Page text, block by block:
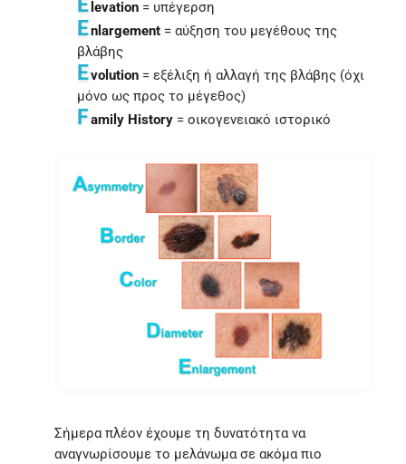
levation = υπέγερση
Enlargement = αύξηση του μεγέθους της
βλάβης
Evolution = εξέλιξη ή αλλαγή της βλάβης (όχι
μόνο ως προς το μέγεθος)
Family History = οικογενειακό ιστορικό
Σήμερα πλέον έχουμε τη δυνατότητα να
αναγνωρίσουμε το μελάνωμα σε ακόμα πιο